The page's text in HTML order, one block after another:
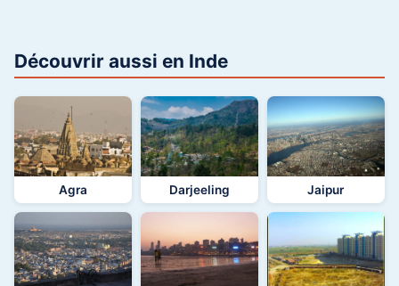
Découvrir aussi en Inde
Agra Darjeeling Jaipur